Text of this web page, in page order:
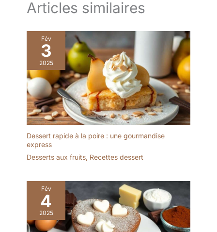
manger des œufs durs!
à café // Matériau: acier
inoxydable //
Dimensions: env. 14 x 3
cm (longueur x largeur) //
Couleur: argenté, très
poli
convenant aussi pour
des occasions spéciales!
Les beaux couverts sont
faits d'une seule pièce et
sont faciles à nettoyer au
lave-vaisselle. Parfait
pour la ronde de café
quotidienne ou en
gastronomie!
POLYVALENT: Les
cuillères peuvent non
seulement être utilisées
pour boire du thé ou du
également idéales pour
CONTENU DE LA
LIVRAISON: 12x cuillères
à expresso // Matériau:
acier inoxydable //
Dimensions: env. 12 x
Articles similaires
Fév
3
2025
Dessert rapide à la poire : une gourmandise
express
Desserts aux fruits, Recettes dessert
Fév
4
2025